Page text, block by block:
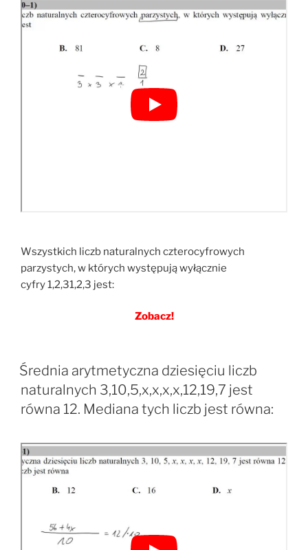
Wszystkich liczb naturalnych czterocyfrowych
parzystych, w których występują wyłącznie
cyfry 1,2,31,2,3 jest:
Zobacz!
Średnia arytmetyczna dziesięciu liczb
naturalnych 3,10,5,x,x,x,x,12,19,7 jest
równa 12. Mediana tych liczb jest równa: